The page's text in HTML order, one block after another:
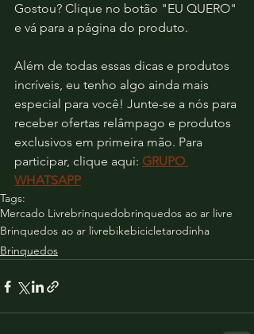
Gostou? Clique no botão "EU QUERO"
e vá para a página do produto.
Além de todas essas dicas e produtos
incríveis, eu tenho algo ainda mais
especial para você! Junte-se a nós para
receber ofertas relâmpago e produtos
exclusivos em primeira mão. Para
participar, clique aqui: GRUPO
WHATSAPP
Tags:
Mercado Livrebrinquedobrinquedos ao ar livre
Brinquedos ao ar livrebikebicicletarodinha
Brinquedos